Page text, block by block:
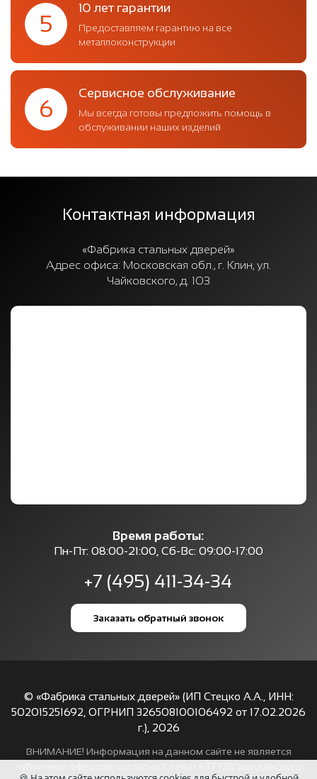
5
10 лет гарантии
Предоставляем гарантию на все
металлоконструкции
6
Сервисное обслуживание
Мы всегда готовы предложить помощь в
обслуживании наших изделий
Контактная информация
«Фабрика стальных дверей»
Адрес офиса: Московская обл., г. Клин, ул.
Чайковского, д. 103
Время работы:
Пн-Пт: 08:00-21:00, Сб-Вс: 09:00-17:00
+7 (495) 411-34-34
Заказать обратный звонок
© «Фабрика стальных дверей» (ИП Стецко А.А., ИНН:
502015251692, ОГРНИП 326508100106492 от 17.02.2026
г.), 2026
ВНИМАНИЕ! Информация на данном сайте не является